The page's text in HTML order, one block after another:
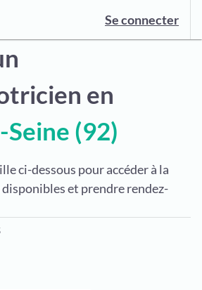
Se connecter
en
(92)
ci-dessous pour accéder à la
et prendre rendez-